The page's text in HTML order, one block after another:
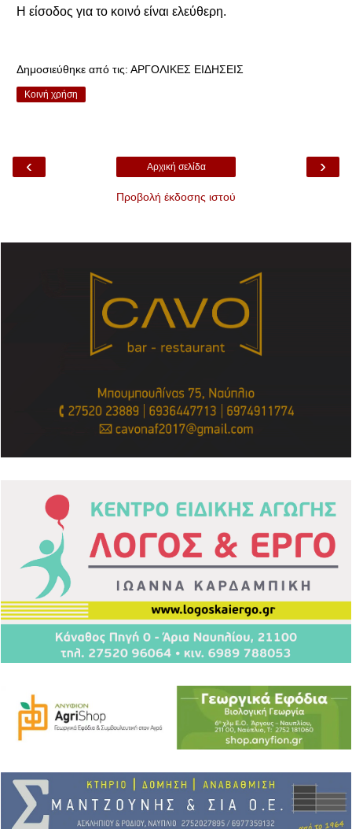
Η είσοδος για το κοινό είναι ελεύθερη.
Δημοσιεύθηκε από τις: ΑΡΓΟΛΙΚΕΣ ΕΙΔΗΣΕΙΣ
Κοινή χρήση
‹ ›
Αρχική σελίδα
Προβολή έκδοσης ιστού